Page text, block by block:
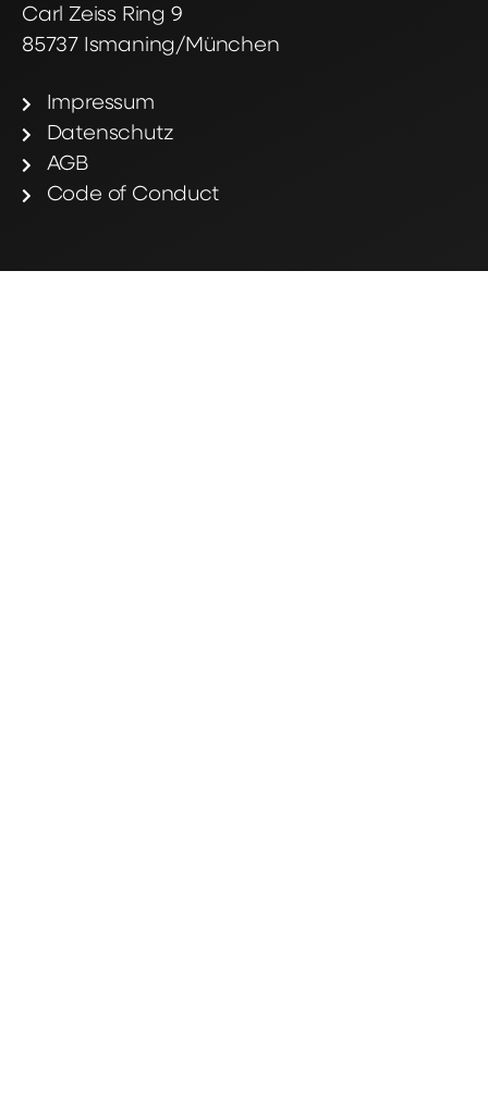
Carl Zeiss Ring 9
85737 Ismaning/München
Impressum
Datenschutz
AGB
Code of Conduct